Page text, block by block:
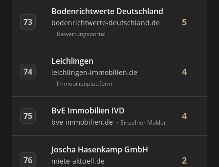
73
Bodenrichtwerte Deutschland
bodenrichtwerte-deutschland.de
Bewertungsportal
5
74
Leichlingen
leichlingen-immobilien.de
Immobilienplattform
4
75 BvE Immobilien IVD
bve-immobilien.de Einzelner Makler
4
76
Joscha Hasenkamp GmbH
miete-aktuell.de 2